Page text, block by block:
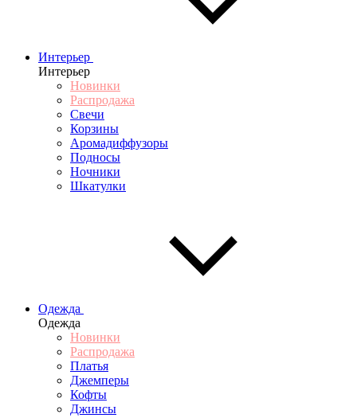
Интерьер
Интерьер
Новинки
Распродажа
Свечи
Корзины
Аромадиффузоры
Подносы
Ночники
Шкатулки
Одежда
Одежда
Новинки
Распродажа
Платья
Джемперы
Кофты
Джинсы